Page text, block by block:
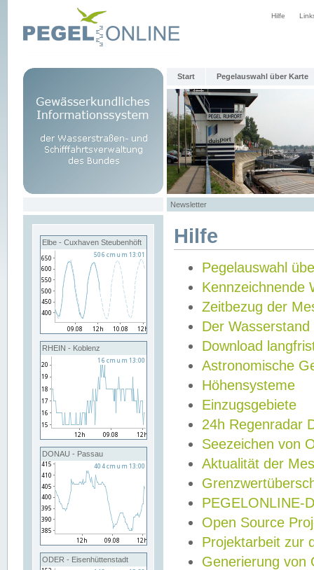
Hilfe
Start Pegelauswahl über Karte
Newsletter
Elbe - Cuxhaven Steubenhöft
RHEIN - Koblenz
DONAU - Passau
ODER - Eisenhüttenstadt
Hilfe
Pegelauswahl
Kennzeichnende
Zeitbezug der
Der Wasserstand
Download
Astronomische
Höhensysteme
Einzugsgebiete
24h Regenradar
Seezeichen von
Aktualität der
PEGELONLINE-
Open Source
Projektarbeit zur
Generierung von